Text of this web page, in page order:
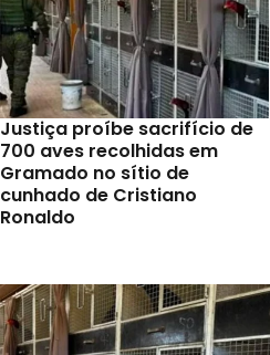
Justiça proíbe sacrifício de
700 aves recolhidas em
Gramado no sítio de
cunhado de Cristiano
Ronaldo